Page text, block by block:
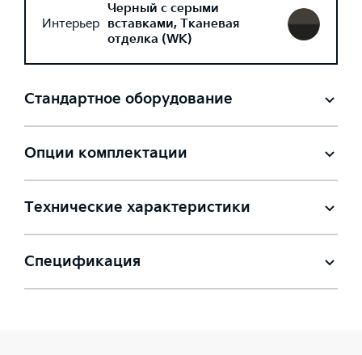
Интерьер
Черный с серыми
вставками, Тканевая
отделка (WK)
Стандартное оборудование
Опции комплектации
Технические характеристики
Спецификация